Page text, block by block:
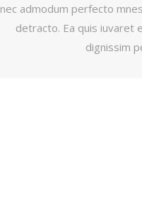
nec admodum perfecto
detracto. Ea quis iuvaret
dignissim